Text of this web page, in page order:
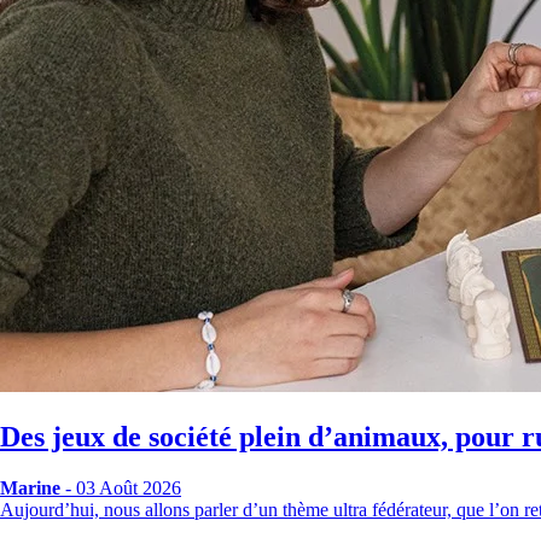
Des jeux de société plein d’animaux, pour
Marine - 03 Août 2026
Aujourd’hui, nous allons parler d’un thème ultra fédérateur, que l’on